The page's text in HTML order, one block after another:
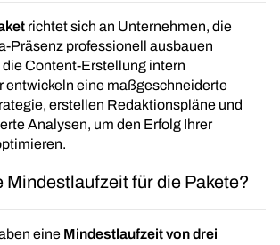
richtet sich an Unternehmen, die
Präsenz professionell ausbauen
Content-Erstellung intern
entwickeln eine maßgeschneiderte
erstellen Redaktionspläne und
Analysen, um den Erfolg Ihrer
Mindestlaufzeit für die Pakete?
eine Mindestlaufzeit von drei